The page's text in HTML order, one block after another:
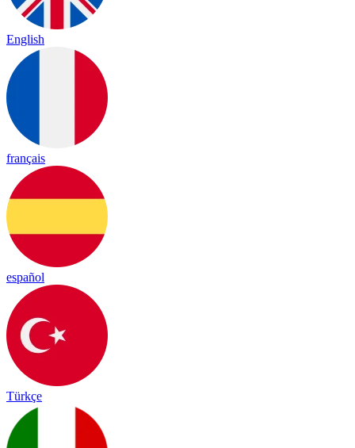
English
français
español
Türkçe